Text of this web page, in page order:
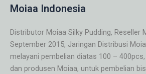
Moiaa Indonesia
Distributor Moiaa Silky Pudding, Reseller
September 2015, Jaringan Distribusi
melayani pembelian diatas 100 –
dan produsen Moiaa, untuk pembelian